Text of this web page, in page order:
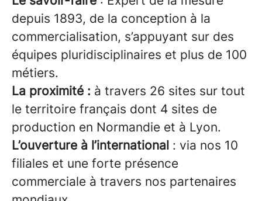
depuis 1893, de la conception à la
commercialisation, s’appuyant sur des
équipes pluridisciplinaires et plus de 100
métiers.
La proximité : à travers 26 sites sur tout
le territoire français dont 4 sites de
production en Normandie et à Lyon.
L’ouverture à l’international : via nos 10
filiales et une forte présence
commerciale à travers nos partenaires